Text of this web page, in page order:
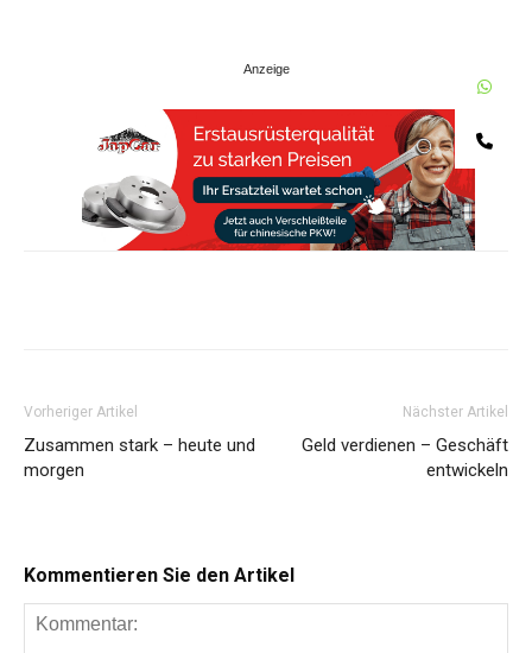
Vorheriger Artikel
Zusammen stark – heute und
morgen
Nächster Artikel
Geld verdienen – Geschäft
entwickeln
Kommentieren Sie den Artikel